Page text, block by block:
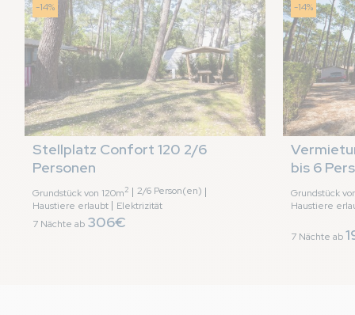
-14%
Stellplatz Confort 120 2/6
Personen
Grundstück von 120m2
2/6 Person(en)
Haustiere erlaubt
Elektrizität
7 Nächte ab 306€
-14%
bis 6
Grundstück
Haustiere
7 Nächte ab